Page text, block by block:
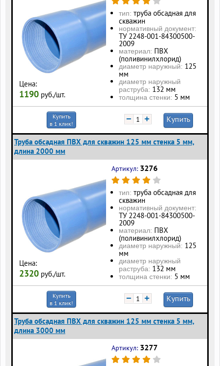
Цена:
1190 руб./шт.
тип: труба обсадная для
скважин
нормативный документ:
ТУ 2248-001-84300500-
2009
материал: ПВХ
(поливинилхлорид)
диаметр наружный: 125
мм
диаметр наружный
раструба: 132 мм
толщина стенки: 5 мм
Купить
в 1 клик!
− + Купить
Труба обсадная ПВХ для скважин 125 мм стенка 5 мм,
длина 2000 мм
Цена:
2320 руб./шт.
Артикул: 3276
тип: труба обсадная для
скважин
нормативный документ:
ТУ 2248-001-84300500-
2009
материал: ПВХ
(поливинилхлорид)
диаметр наружный: 125
мм
диаметр наружный
раструба: 132 мм
толщина стенки: 5 мм
Купить
в 1 клик!
− + Купить
Труба обсадная ПВХ для скважин 125 мм стенка 5 мм,
длина 3000 мм
Артикул: 3277